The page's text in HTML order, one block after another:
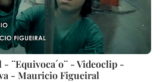
¨Equivoca´o¨ - Videoclip -
- Mauricio Figueiral